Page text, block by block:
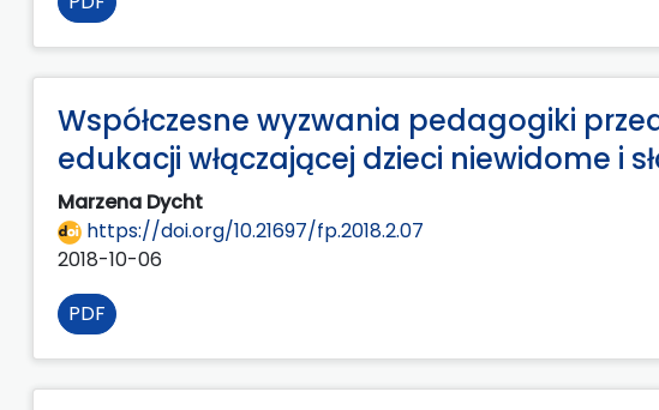
Współczesne wyzwania pedagogiki
edukacji włączającej dzieci niewidome i
Marzena Dycht
https://doi.org/10.21697/fp.2018.2.07
2018-10-06
PDF